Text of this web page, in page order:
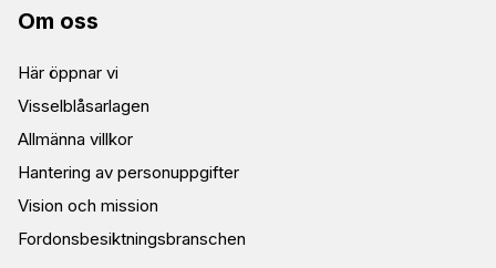
Om oss
Här öppnar vi
Visselblåsarlagen
Allmänna villkor
Hantering av personuppgifter
Vision och mission
Fordonsbesiktningsbranschen